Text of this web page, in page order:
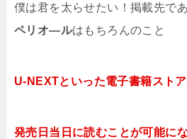
僕は君を太らせたい！掲載先で
ペリオ―ルはもちろんのこと
U-NEXTといった電子書籍スト
発売日当日に読むことが可能に